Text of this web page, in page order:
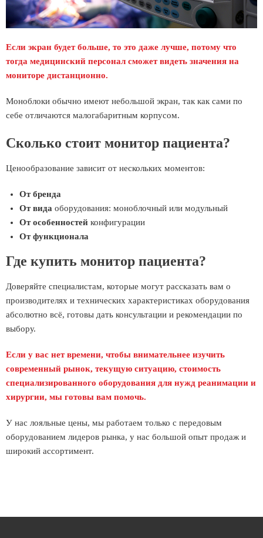
Если экран будет больше, то это даже лучше, потому что
тогда медицинский персонал сможет видеть значения на
мониторе дистанционно.
Моноблоки обычно имеют небольшой экран, так как сами по
себе отличаются малогабаритным корпусом.
Сколько стоит монитор пациента?
Ценообразование зависит от нескольких моментов:
От бренда
От вида оборудования: моноблочный или модульный
От особенностей конфигурации
От функционала
Где купить монитор пациента?
Доверяйте специалистам, которые могут рассказать вам о
производителях и технических характеристиках оборудования
абсолютно всё, готовы дать консультации и рекомендации по
выбору.
Если у вас нет времени, чтобы внимательнее изучить
современный рынок, текущую ситуацию, стоимость
специализированного оборудования для нужд реанимации и
хирургии, мы готовы вам помочь.
У нас лояльные цены, мы работаем только с передовым
оборудованием лидеров рынка, у нас большой опыт продаж и
широкий ассортимент.